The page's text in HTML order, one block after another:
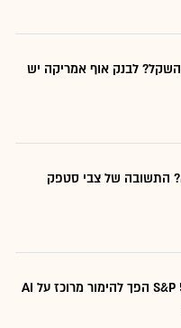
לבנק אוף אמריקה יש
התשובה של צבי סטפק